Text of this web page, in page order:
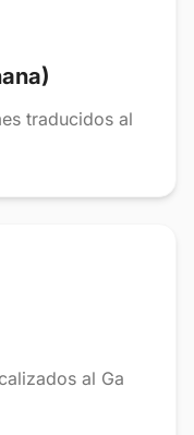
traducidos al
al Ga